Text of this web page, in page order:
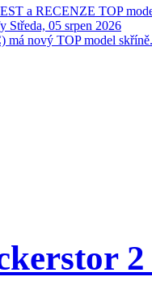
a RECENZE TOP
Středa, 05 srpen 2026
má nový TOP model